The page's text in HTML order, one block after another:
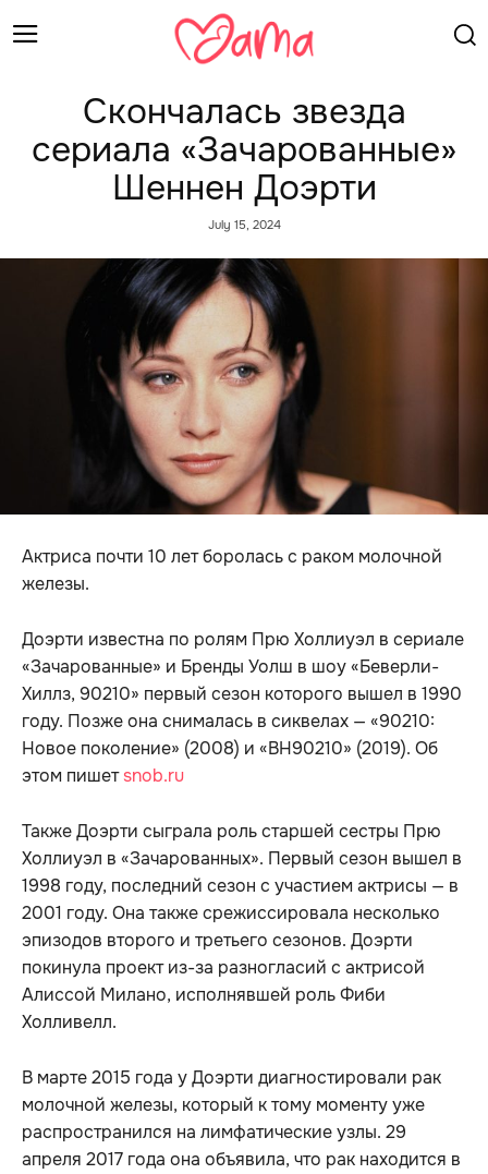
Скончалась звезда
сериала «Зачарованные»
Шеннен Доэрти
July 15, 2024
Актриса почти 10 лет боролась с раком молочной
железы.
Доэрти известна по ролям Прю Холлиуэл в сериале
«Зачарованные» и Бренды Уолш в шоу «Беверли-
Хиллз, 90210» первый сезон которого вышел в 1990
году. Позже она снималась в сиквелах — «90210:
Новое поколение» (2008) и «BH90210» (2019). Об
этом пишетsnob.ru
Также Доэрти сыграла роль старшей сестры Прю
Холлиуэл в «Зачарованных». Первый сезон вышел в
1998 году, последний сезон с участием актрисы — в
2001 году. Она также срежиссировала несколько
эпизодов второго и третьего сезонов. Доэрти
покинула проект из-за разногласий с актрисой
Алиссой Милано, исполнявшей роль Фиби
Холливелл.
В марте 2015 года у Доэрти диагностировали рак
молочной железы, который к тому моменту уже
распространился на лимфатические узлы. 29
апреля 2017 года она объявила, что рак находится в